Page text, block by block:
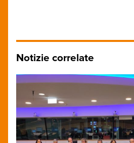
Notizie correlate